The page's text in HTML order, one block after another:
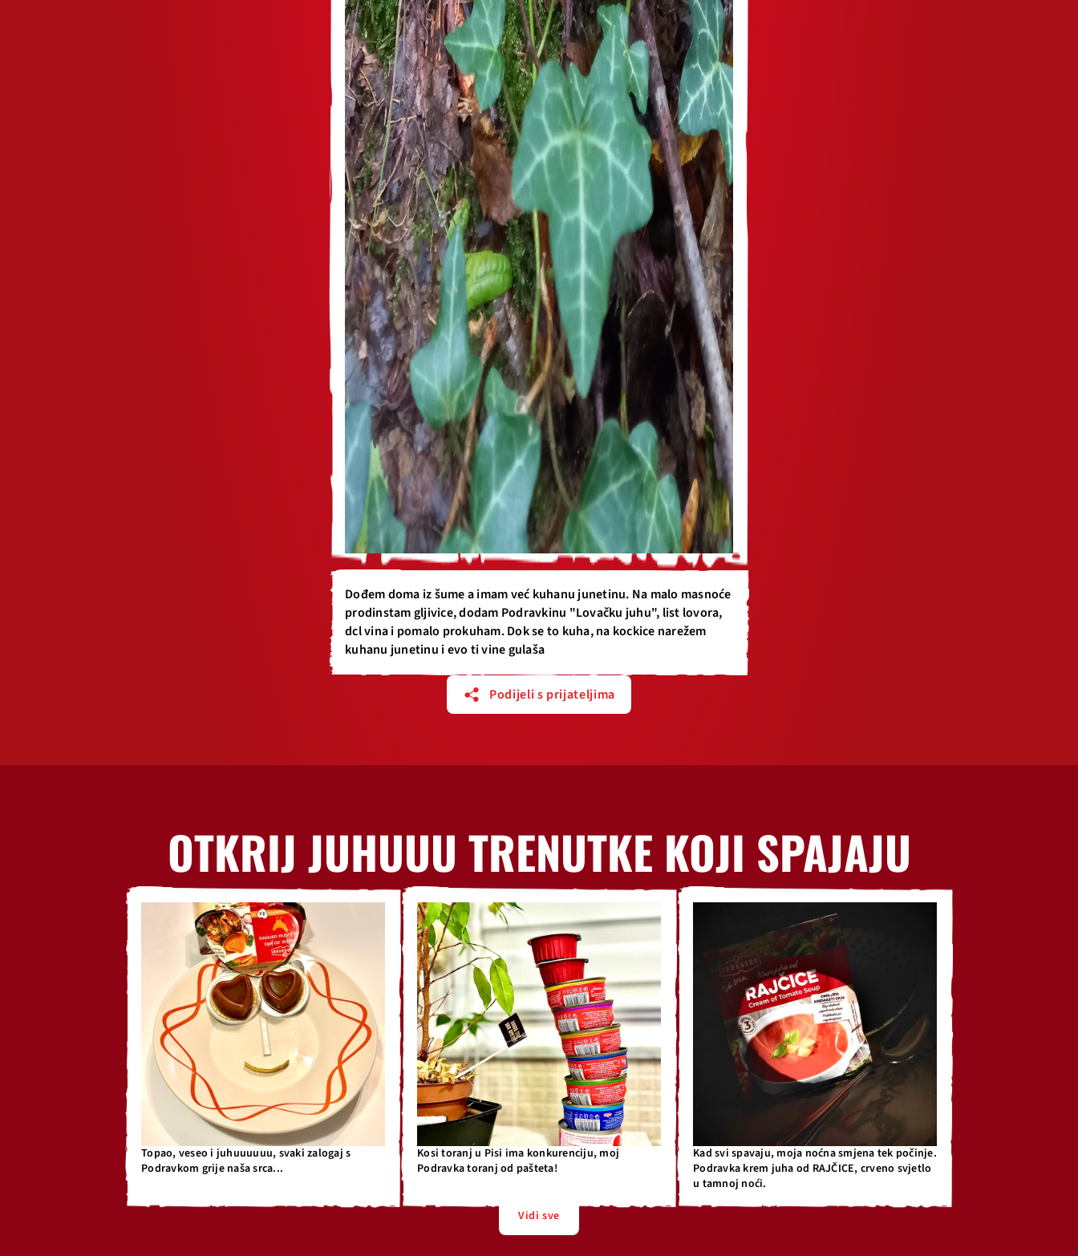
Dođem doma iz šume a imam već kuhanu junetinu. Na malo masnoće
prodinstam gljivice, dodam Podravkinu "Lovačku juhu", list lovora,
dcl vina i pomalo prokuham. Dok se to kuha, na kockice narežem
kuhanu junetinu i evo ti vine gulaša
Podijeli s prijateljima
OTKRIJ JUHUUU TRENUTKE KOJI SPAJAJU
Topao, veseo i juhuuuuuu, svaki zalogaj s
Podravkom grije naša srca...
Kosi toranj u Pisi ima konkurenciju, moj
Podravka toranj od pašteta!
Kad svi spavaju, moja noćna smjena tek počinje.
Podravka krem juha od RAJČICE, crveno svjetlo
u tamnoj noći.
Vidi sve